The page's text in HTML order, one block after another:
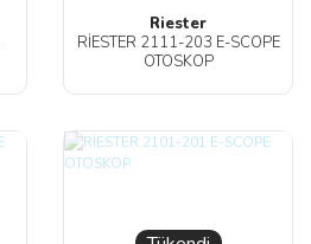
Riester
RİESTER 2111-203 E-SCOPE
OTOSKOP